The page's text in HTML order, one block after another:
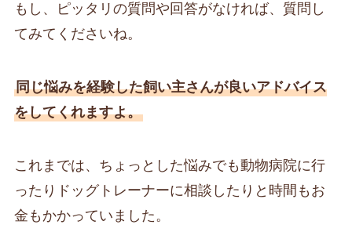
もし、ピッタリの質問や回答がなければ、質問し
てみてくださいね。
同じ悩みを経験した飼い主さんが良いアドバイス
をしてくれますよ。
これまでは、ちょっとした悩みでも動物病院に行
ったりドッグトレーナーに相談したりと時間もお
金もかかっていました。